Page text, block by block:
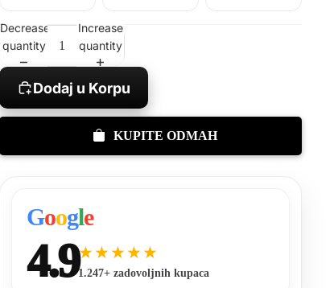
Decrease
quantity
Increase
quantity
Dodaj u Korpu
KUPITE ODMAH
Google
4.9★★★★★
1.247+ zadovoljnih kupaca